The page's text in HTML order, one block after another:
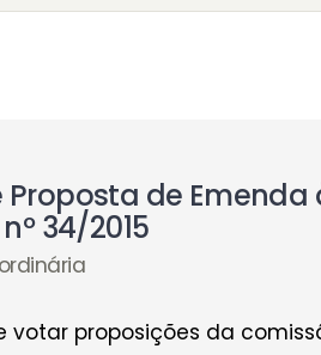
de Emenda
34/2015
votar proposições da